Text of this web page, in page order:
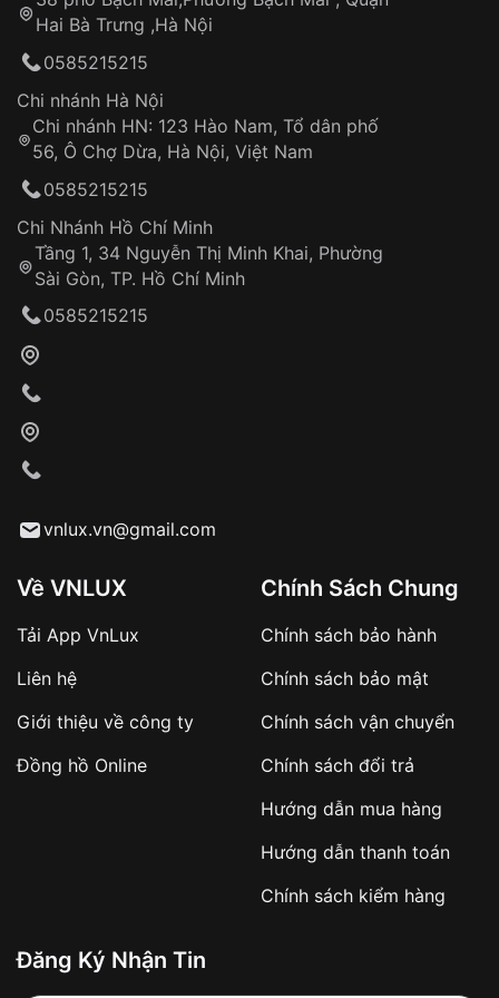
Hotline: 0585 215 215
Từ khóa SEO:
Khách hàng kiểm tra và thanh toán trực tiếp
Từ khóa SEO:
sản phẩm đặc biệt
hàng
Số tiền còn lại thanh toán khi nhận hàng hoặc
✔️ Đảm bảo xử lý đơn hàng nhanh chóng
✔️ Hạn chế tình trạng hủy đơn không mong
Từ khóa SEO:
Tự ý sửa chữa
thống VNLUX
Đảm bảo quyền lợi khách hàng
Đồng hành cùng khách hàng trong suốt quá
trình sử dụng
Hai Bà Trưng ,Hà Nội
0585215215
Chi nhánh Hà Nội
Chi nhánh HN: 123 Hào Nam, Tổ dân phố
56, Ô Chợ Dừa, Hà Nội, Việt Nam
0585215215
Chi Nhánh Hồ Chí Minh
Tầng 1, 34 Nguyễn Thị Minh Khai, Phường
Sài Gòn, TP. Hồ Chí Minh
0585215215
vnlux.vn@gmail.com
Về VNLUX
Tải App VnLux
Liên hệ
Giới thiệu về công ty
Đồng hồ Online
Chính Sách Chung
Chính sách bảo hành
Chính sách bảo mật
Chính sách vận chuyển
Chính sách đổi trả
Hướng dẫn mua hàng
Hướng dẫn thanh toán
Chính sách kiểm hàng
Đăng Ký Nhận Tin